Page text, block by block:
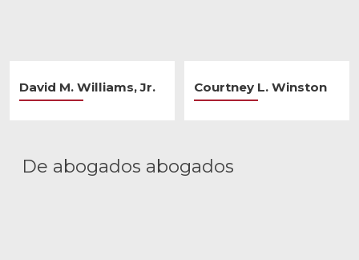
David M. Williams, Jr. Courtney L. Winston
De abogados abogados